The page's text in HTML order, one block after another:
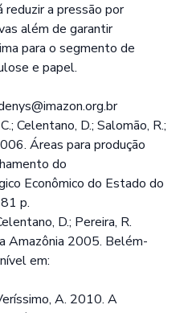
reduzir a pressão por
além de garantir
para o segmento de
e papel.
Celentano, D.; Salomão, R.;
Áreas para produção
do
Econômico do Estado do
p.
D.; Pereira, R.
Amazônia 2005. Belém-
em:
A. 2010. A